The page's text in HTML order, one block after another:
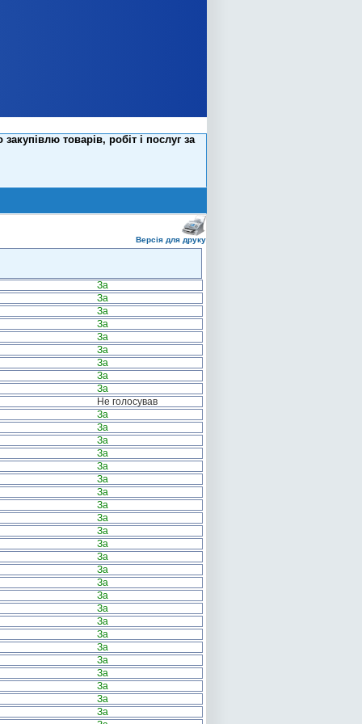
товарів, робіт і послуг за
Версія для друку
За
За
За
За
За
За
За
За
За
Не голосував
За
За
За
За
За
За
За
За
За
За
За
За
За
За
За
За
За
За
За
За
За
За
За
За